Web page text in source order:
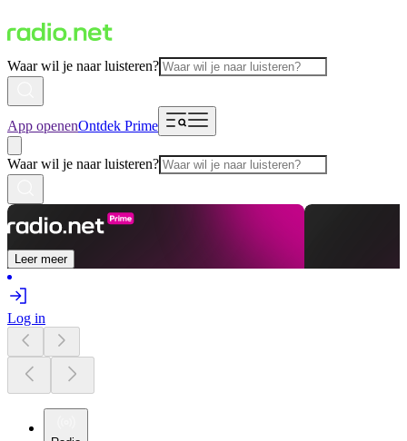
Waar wil je naar luisteren?
App openenOntdek Prime
Waar wil je naar luisteren?
Leer meer
Log in